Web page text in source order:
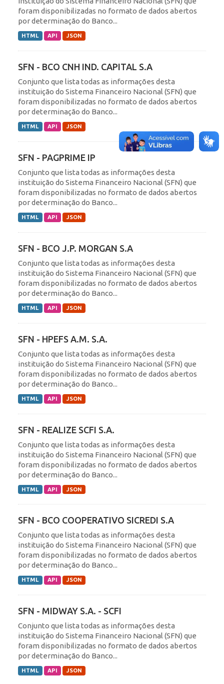
foram disponibilizadas no formato de dados abertos
por determinação do Banco...
HTML API JSON
SFN - BCO CNH IND. CAPITAL S.A
Conjunto que lista todas as informações desta
instituição do Sistema Financeiro Nacional (SFN) que
foram disponibilizadas no formato de dados abertos
por determinação do Banco...
HTML API JSON
SFN - PAGPRIME IP
Conjunto que lista todas as informações desta
instituição do Sistema Financeiro Nacional (SFN) que
foram disponibilizadas no formato de dados abertos
por determinação do Banco...
HTML API JSON
SFN - BCO J.P. MORGAN S.A
Conjunto que lista todas as informações desta
instituição do Sistema Financeiro Nacional (SFN) que
foram disponibilizadas no formato de dados abertos
por determinação do Banco...
HTML API JSON
SFN - HPEFS A.M. S.A.
Conjunto que lista todas as informações desta
instituição do Sistema Financeiro Nacional (SFN) que
foram disponibilizadas no formato de dados abertos
por determinação do Banco...
HTML API JSON
SFN - REALIZE SCFI S.A.
Conjunto que lista todas as informações desta
instituição do Sistema Financeiro Nacional (SFN) que
foram disponibilizadas no formato de dados abertos
por determinação do Banco...
HTML API JSON
SFN - BCO COOPERATIVO SICREDI S.A
Conjunto que lista todas as informações desta
instituição do Sistema Financeiro Nacional (SFN) que
foram disponibilizadas no formato de dados abertos
por determinação do Banco...
HTML API JSON
SFN - MIDWAY S.A. - SCFI
Conjunto que lista todas as informações desta
instituição do Sistema Financeiro Nacional (SFN) que
foram disponibilizadas no formato de dados abertos
por determinação do Banco...
HTML API JSON